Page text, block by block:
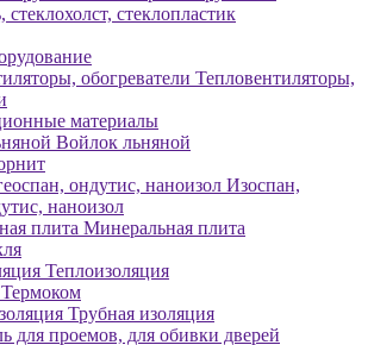
стеклохолст, стеклопластик
Тепловентиляторы,
материалы
Войлок льняной
Изоспан,
наноизол
Минеральная плита
Теплоизоляция
Термоком
Трубная изоляция